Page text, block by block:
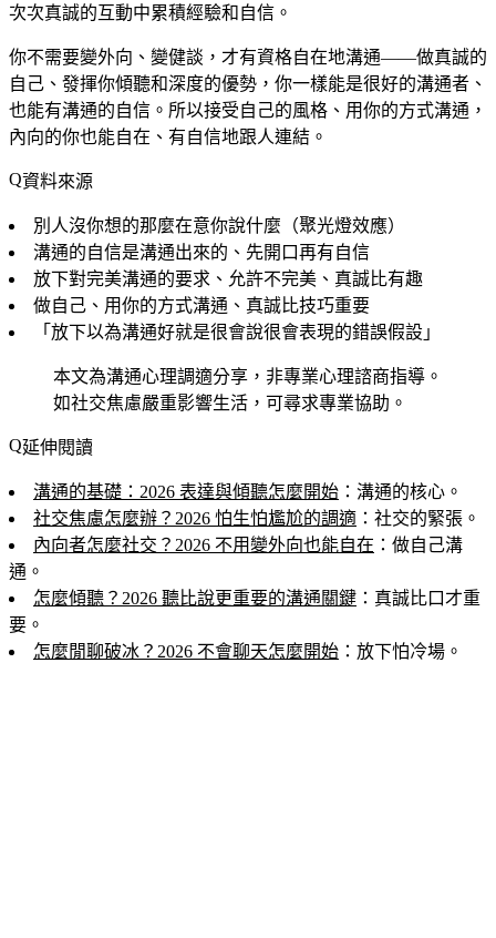
次次真誠的互動中累積經驗和自信。
你不需要變外向、變健談，才有資格自在地溝通——做真誠的
自己、發揮你傾聽和深度的優勢，你一樣能是很好的溝通者、
也能有溝通的自信。所以接受自己的風格、用你的方式溝通，
內向的你也能自在、有自信地跟人連結。
資料來源
別人沒你想的那麼在意你說什麼（聚光燈效應）
溝通的自信是溝通出來的、先開口再有自信
放下對完美溝通的要求、允許不完美、真誠比有趣
做自己、用你的方式溝通、真誠比技巧重要
「放下以為溝通好就是很會說很會表現的錯誤假設」
本文為溝通心理調適分享，非專業心理諮商指導。
如社交焦慮嚴重影響生活，可尋求專業協助。
延伸閱讀
溝通的基礎：2026 表達與傾聽怎麼開始 ：溝通的核心。
社交焦慮怎麼辦？2026 怕生怕尷尬的調適 ：社交的緊張。
內向者怎麼社交？2026 不用變外向也能自在 ：做自己溝
通。
怎麼傾聽？2026 聽比說更重要的溝通關鍵 ：真誠比口才重
要。
怎麼閒聊破冰？2026 不會聊天怎麼開始 ：放下怕冷場。